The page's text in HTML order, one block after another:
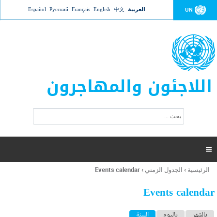
Jump to navigation UN العربية 中文
English
Français
Русский
Español
اللاجئون والمهاجرون
ت
ر
ل
ح
ب

أنت
هنا
الرئيسية › الجدول الزمني ›
Events calendar
Events calendar